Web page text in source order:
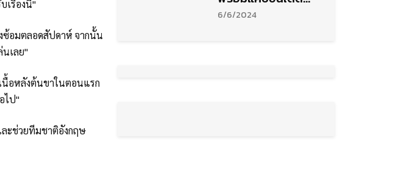
เรื่องนี้"
ซ้อมตลอดสัปดาห์ จากนั้น
นเลย"
นื้อหลังต้นขาในตอนแรก
ไป"
ะช่วยทีมชาติอังกฤษ
เชียร์ทีมชาติไทยบุก
6/6/2024